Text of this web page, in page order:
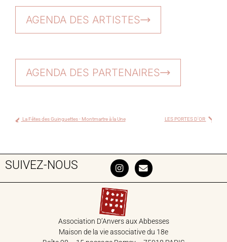
AGENDA DES ARTISTES
AGENDA DES PARTENAIRES
La Fêtes des Guinguettes - Montmartre à la Une LES PORTES D'OR
SUIVEZ-NOUS
Association D’Anvers aux Abbesses
Maison de la vie associative du 18‎e